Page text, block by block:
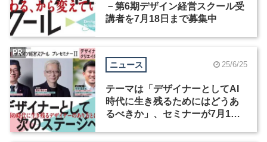
－第6期デザイン経営スクール受
講者を7月18日まで募集中
ニュース 25/6/25
テーマは「デザイナーとしてAI
時代に生き残るためにはどうあ
るべきか」、セミナーが7月1日
PR